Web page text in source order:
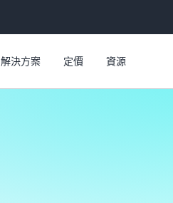
解決方案 定價 資源